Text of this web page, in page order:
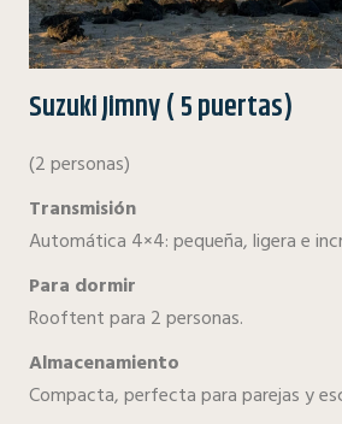
Suzuki Jimny ( 5 puertas)
(2 personas)
Transmisión
Automática 4×4: pequeña, ligera e
Para dormir
Rooftent para 2 personas.
Almacenamiento
Compacta, perfecta para parejas y